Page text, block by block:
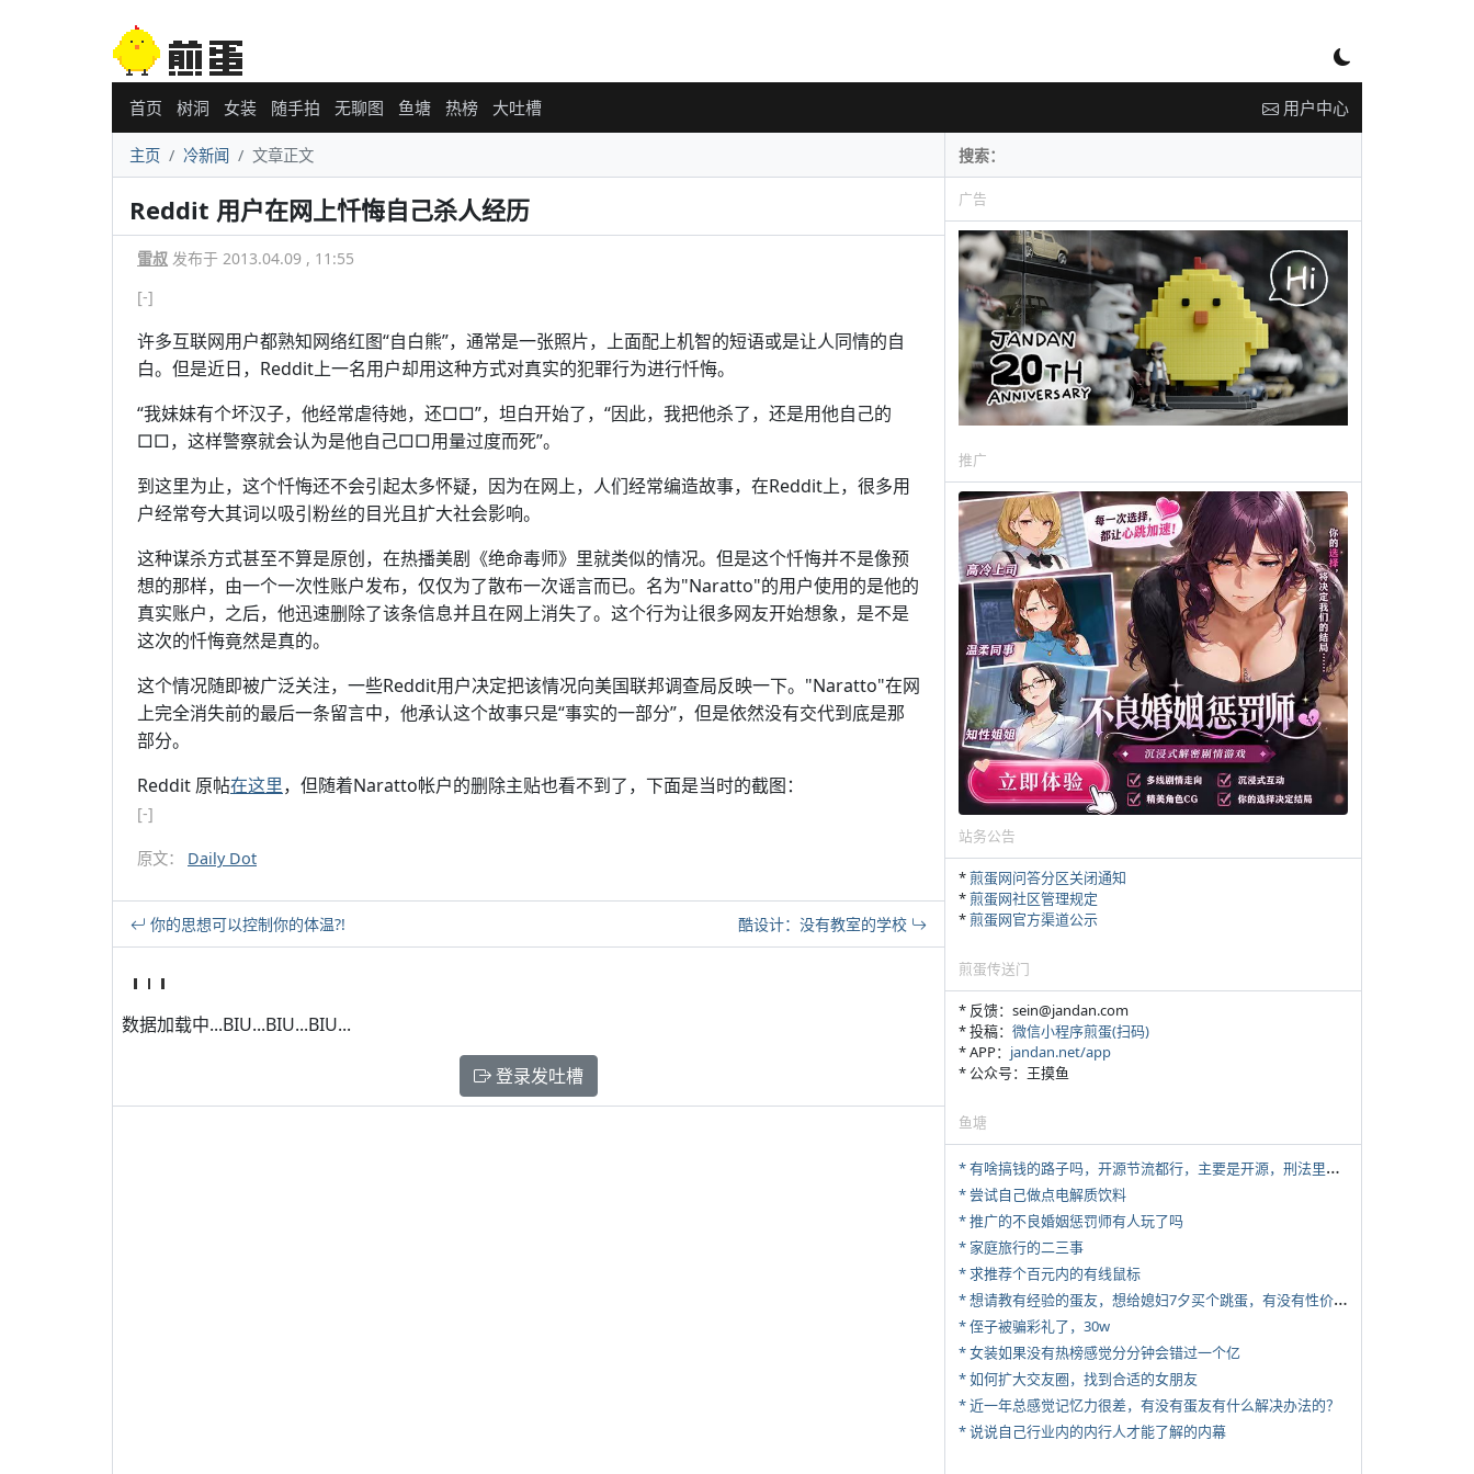
首页 树洞 女装 随手拍 无聊图 鱼塘 热榜 大吐槽 用户中心
主页 冷新闻 文章正文
Reddit 用户在网上忏悔自己杀人经历
雷叔 发布于 2013.04.09 , 11:55
[-]
许多互联网用户都熟知网络红图“自白熊”，通常是一张照片，上面配上机智的短语或是让人同情的自
白。但是近日，Reddit上一名用户却用这种方式对真实的犯罪行为进行忏悔。
“我妹妹有个坏汉子，他经常虐待她，还□□”，坦白开始了，“因此，我把他杀了，还是用他自己的
□□，这样警察就会认为是他自己□□用量过度而死”。
到这里为止，这个忏悔还不会引起太多怀疑，因为在网上，人们经常编造故事，在Reddit上，很多用
户经常夸大其词以吸引粉丝的目光且扩大社会影响。
这种谋杀方式甚至不算是原创，在热播美剧《绝命毒师》里就类似的情况。但是这个忏悔并不是像预
想的那样，由一个一次性账户发布，仅仅为了散布一次谣言而已。名为"Naratto"的用户使用的是他的
真实账户，之后，他迅速删除了该条信息并且在网上消失了。这个行为让很多网友开始想象，是不是
这次的忏悔竟然是真的。
这个情况随即被广泛关注，一些Reddit用户决定把该情况向美国联邦调查局反映一下。"Naratto"在网
上完全消失前的最后一条留言中，他承认这个故事只是“事实的一部分”，但是依然没有交代到底是那
部分。
Reddit 原帖在这里，但随着Naratto帐户的删除主贴也看不到了，下面是当时的截图：
[-]
原文： Daily Dot
你的思想可以控制你的体温?! 酷设计：没有教室的学校
数据加载中...BIU...BIU...BIU...
登录发吐槽
广告
推广
站务公告
*煎蛋网问答分区关闭通知
*煎蛋网社区管理规定
*煎蛋网官方渠道公示
煎蛋传送门
* 反馈：sein@jandan.com
* 投稿： 微信小程序煎蛋(扫码)
* APP： jandan.net/app
* 公众号：王摸鱼
鱼塘
*
有啥搞钱的路子吗，开源节流都行，主要是开源，刑法里的咱不做
* 尝试自己做点电解质饮料
* 推广的不良婚姻惩罚师有人玩了吗
* 家庭旅行的二三事
* 求推荐个百元内的有线鼠标
*
想请教有经验的蛋友，想给媳妇7夕买个跳蛋，有没有性价比高的推荐
* 侄子被骗彩礼了，30w
* 女装如果没有热榜感觉分分钟会错过一个亿
* 如何扩大交友圈，找到合适的女朋友
* 近一年总感觉记忆力很差，有没有蛋友有什么解决办法的？
* 说说自己行业内的内行人才能了解的内幕